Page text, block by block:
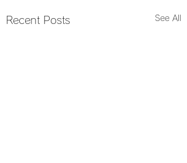
Recent Posts See All